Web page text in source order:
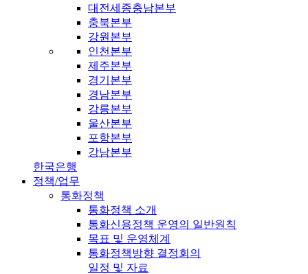
대전세종충남본부
충북본부
강원본부
인천본부
제주본부
경기본부
경남본부
강릉본부
울산본부
포항본부
강남본부
한국은행
정책/업무
통화정책
통화정책 소개
통화신용정책 운영의 일반원칙
목표 및 운영체계
통화정책방향 결정회의
일정 및 자료